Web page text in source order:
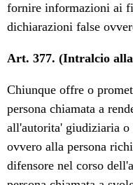
fornire informazioni ai
dichiarazioni false
Art. 377. (Intralcio
Chiunque offre o
persona chiamata a
all'autorita' giudiziaria o
ovvero alla persona
difensore nel corso